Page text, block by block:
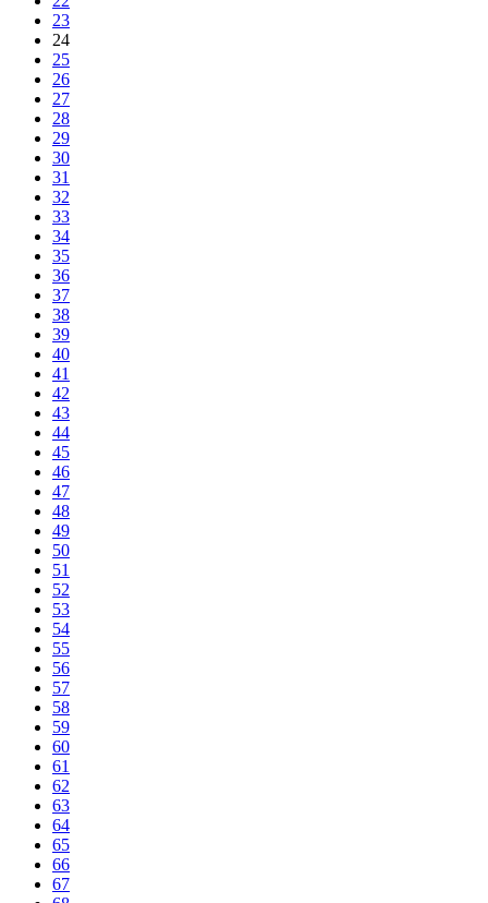
23
24
25
26
27
28
29
30
31
32
33
34
35
36
37
38
39
40
41
42
43
44
45
46
47
48
49
50
51
52
53
54
55
56
57
58
59
60
61
62
63
64
65
66
67